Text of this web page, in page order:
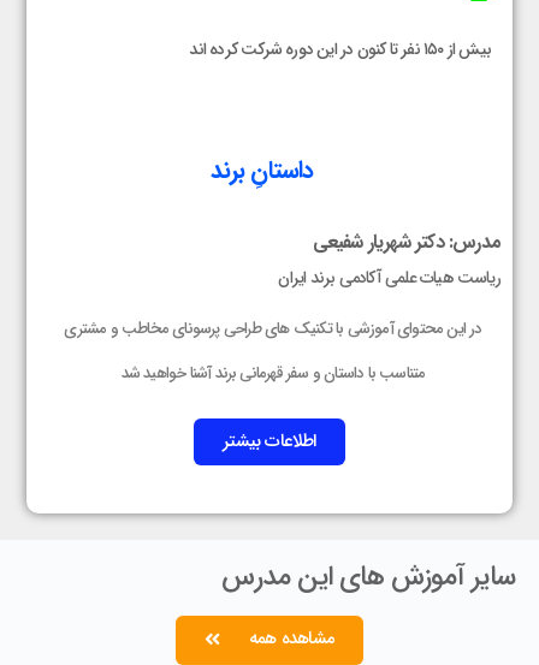
بیش از ۱۵۰ نفر تا کنون در این دوره شرکت کرده اند
داستانِ برند
مدرس: دکتر شهریار شفیعی
ریاست هیات علمی آکادمی برند ایران
در این محتوای آموزشی با تکنیک های طراحی پرسونای مخاطب و مشتری
متناسب با داستان و سفر قهرمانی برند آشنا خواهید شد
اطلاعات بیشتر
سایر آموزش های این مدرس
مشاهده همه